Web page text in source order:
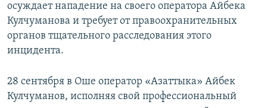
осуждает нападение на своего оператора Айбека
Кулчуманова и требует от правоохранительных
органов тщательного расследования этого
инцидента.
28 сентября в Оше оператор «Азаттыка» Айбек
Кулчуманов, исполняя свой профессиональный